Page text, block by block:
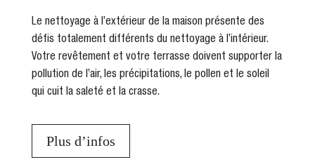
Le nettoyage à l’extérieur de la maison présente des
défis totalement différents du nettoyage à l’intérieur.
Votre revêtement et votre terrasse doivent supporter la
pollution de l’air, les précipitations, le pollen et le soleil
qui cuit la saleté et la crasse.
Plus d’infos